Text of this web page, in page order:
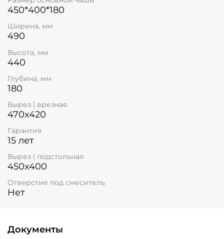
450*400*180
Ширина, мм
490
Высота, мм
440
Глубина, мм
180
Вырез | врезная
470x420
Гарантия
15 лет
Вырез | подстольная
450x400
Отверстие под смеситель
Нет
Документы